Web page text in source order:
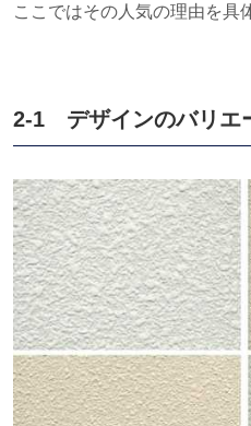
ここではその人気の理由を具
2-1 デザインのバリエ